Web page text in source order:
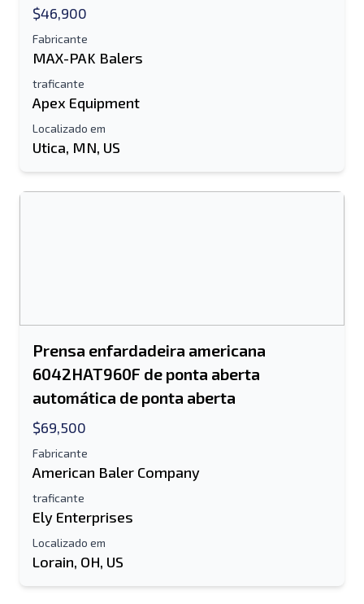
$46,900
Fabricante
MAX-PAK Balers
traficante
Apex Equipment
Localizado em
Utica, MN, US
Prensa enfardadeira americana
6042HAT960F de ponta aberta
automática de ponta aberta
$69,500
Fabricante
American Baler Company
traficante
Ely Enterprises
Localizado em
Lorain, OH, US